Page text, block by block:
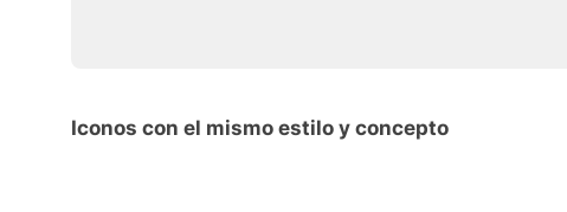
Iconos con el mismo estilo y concepto